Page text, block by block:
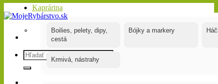
Hľadať:
Kaprárina
Boilies, pelety, dipy,
cestá
Bójky a markery
Krmivá, nástrahy